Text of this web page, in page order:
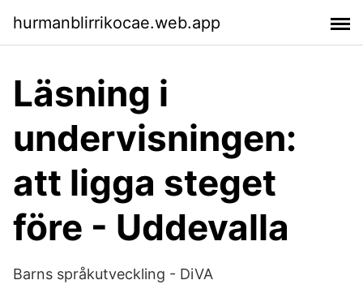
hurmanblirrikocae.web.app
Läsning i
undervisningen:
att ligga steget
före - Uddevalla
Barns språkutveckling - DiVA